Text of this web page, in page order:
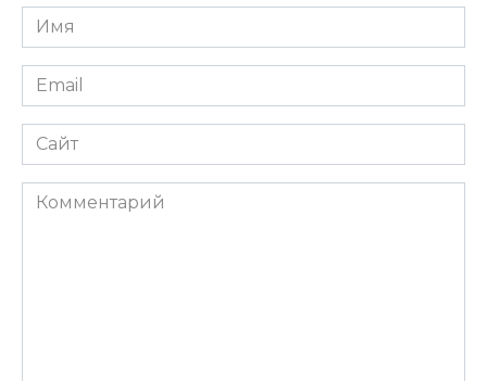
Имя
*
Email
*
Сайт
Комментарий